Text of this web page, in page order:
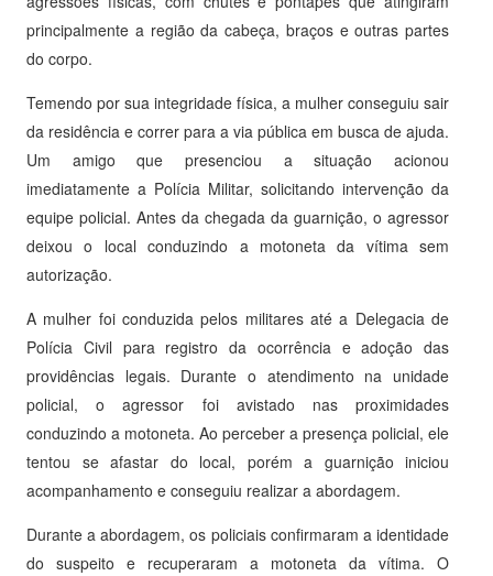
principalmente a região da cabeça, braços e outras partes
do corpo.
Temendo por sua integridade física, a mulher conseguiu sair
da residência e correr para a via pública em busca de ajuda.
Um amigo que presenciou a situação acionou
imediatamente a Polícia Militar, solicitando intervenção da
equipe policial. Antes da chegada da guarnição, o agressor
deixou o local conduzindo a motoneta da vítima sem
autorização.
A mulher foi conduzida pelos militares até a Delegacia de
Polícia Civil para registro da ocorrência e adoção das
providências legais. Durante o atendimento na unidade
policial, o agressor foi avistado nas proximidades
conduzindo a motoneta. Ao perceber a presença policial, ele
tentou se afastar do local, porém a guarnição iniciou
acompanhamento e conseguiu realizar a abordagem.
Durante a abordagem, os policiais confirmaram a identidade
do suspeito e recuperaram a motoneta da vítima. O